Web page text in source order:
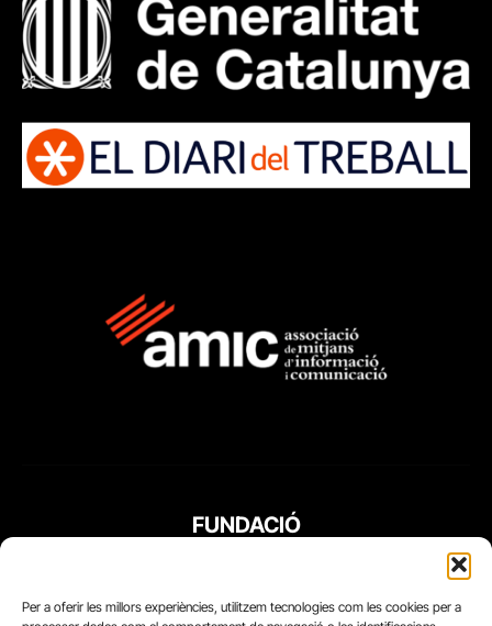
Per a oferir les millors experiències, utilitzem tecnologies com les cookies per a
FUNDACIÓ